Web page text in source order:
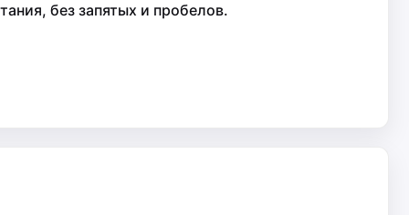
без запятых и пробелов.